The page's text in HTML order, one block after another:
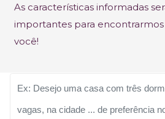
As características informadas
importantes para
você!